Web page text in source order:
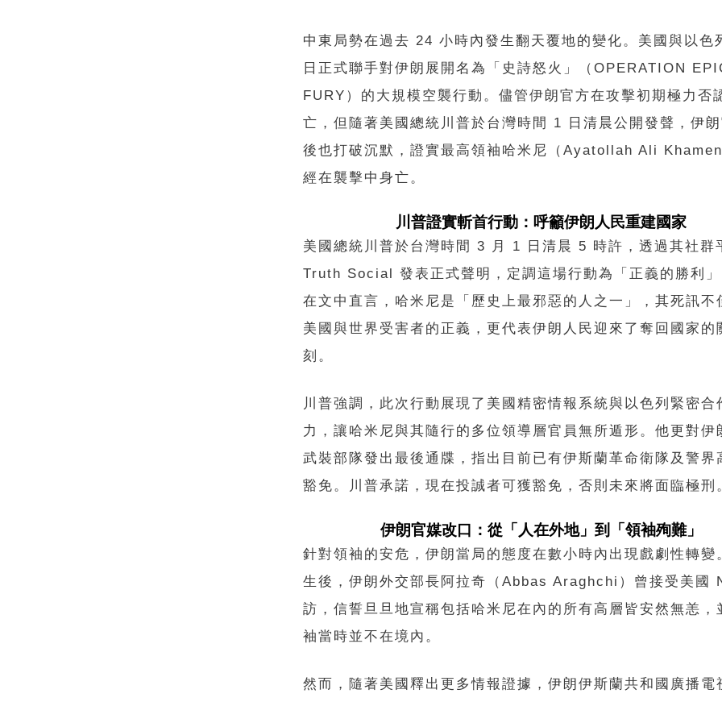
中東局勢在過去 24 小時內發生翻天覆地的變化。美國與以色
日正式聯手對伊朗展開名為「史詩怒火」（OPERATION
FURY）的大規模空襲行動。儘管伊朗官方在攻擊初期極力否
亡，但隨著美國總統川普於台灣時間 1 日清晨公開發聲，伊
後也打破沉默，證實最高領袖哈米尼（Ayatollah Ali
經在襲擊中身亡。
川普證實斬首行動：呼籲伊朗人民重建國家
美國總統川普於台灣時間 3 月 1 日清晨 5 時許，透過其社群
Truth Social 發表正式聲明，定調這場行動為「正義的勝利
在文中直言，哈米尼是「歷史上最邪惡的人之一」，其死訊不
美國與世界受害者的正義，更代表伊朗人民迎來了奪回國家的
刻。
川普強調，此次行動展現了美國精密情報系統與以色列緊密合
力，讓哈米尼與其隨行的多位領導層官員無所遁形。他更對伊
武裝部隊發出最後通牒，指出目前已有伊斯蘭革命衛隊及警界
豁免。川普承諾，現在投誠者可獲豁免，否則未來將面臨極刑
伊朗官媒改口：從「人在外地」到「領袖殉難」
針對領袖的安危，伊朗當局的態度在數小時內出現戲劇性轉變
生後，伊朗外交部長阿拉奇（Abbas Araghchi）曾接受美國
訪，信誓旦旦地宣稱包括哈米尼在內的所有高層皆安然無恙，
袖當時並不在境內。
然而，隨著美國釋出更多情報證據，伊朗伊斯蘭共和國廣播電